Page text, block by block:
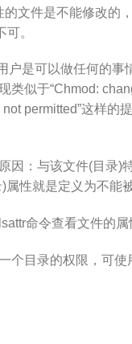
文件是不能修改的
。
户是可以做任何的事
类似于“Chmod:
not permitted”这样的
因：与该文件(目录)
属性就是定义为不能
命令查看文件的属
个目录的权限，可使